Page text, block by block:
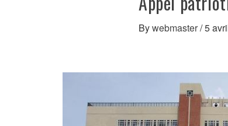
Bywebmaster/5